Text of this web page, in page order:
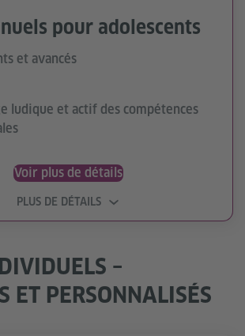
pour adolescents
et avancés
ludique et actif des compétences
Voir plus de détails
PLUS DE DÉTAILS
–
ET PERSONNALISÉS